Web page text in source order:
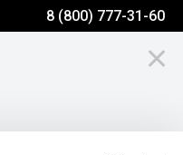
8 (800) 777-31-60